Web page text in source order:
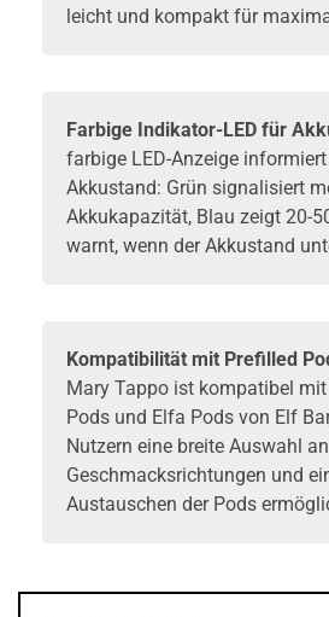
leicht und kompakt für
Farbige Indikator-LED für
farbige LED-Anzeige
Akkustand: Grün signalisiert
Akkukapazität, Blau zeigt 20-
warnt, wenn der Akkustand
Kompatibilität mit Prefilled
Mary Tappo ist kompatibel
Pods und Elfa Pods von Elf
Nutzern eine breite Auswahl an
Geschmacksrichtungen und
Austauschen der Pods